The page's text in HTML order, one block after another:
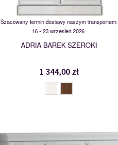
Szacowany termin dostawy naszym transportem:
16 - 23 wrzesień 2026
ADRIA BAREK SZEROKI
1 344,00 zł